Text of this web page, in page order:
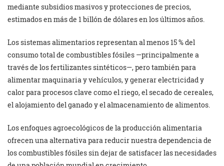
mediante subsidios masivos y protecciones de precios,
estimados en más de 1 billón de dólares en los últimos años.
Los sistemas alimentarios representan al menos 15 % del
consumo total de combustibles fósiles —principalmente a
través de los fertilizantes sintéticos—, pero también para
alimentar maquinaria y vehículos, y generar electricidad y
calor para procesos clave como el riego, el secado de cereales,
el alojamiento del ganado y el almacenamiento de alimentos.
Los enfoques agroecológicos de la producción alimentaria
ofrecen una alternativa para reducir nuestra dependencia de
los combustibles fósiles sin dejar de satisfacer las necesidades